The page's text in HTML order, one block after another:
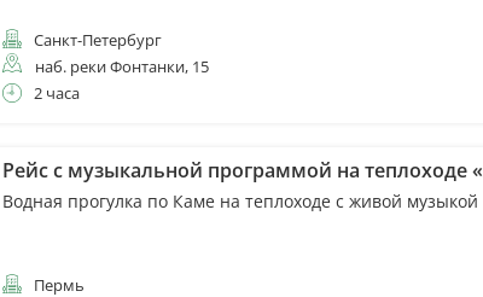
Санкт-Петербург
наб. реки Фонтанки, 15
2 часа
Рейс с музыкальной программой на теплоходе
Водная прогулка по Каме на теплоходе с живой музыкой
Пермь